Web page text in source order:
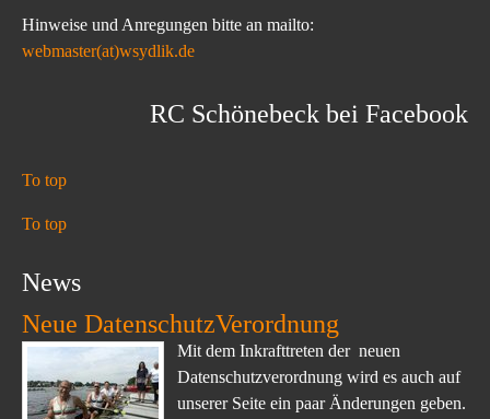
Hinweise und Anregungen bitte an mailto:
webmaster(at)wsydlik.de
RC Schönebeck bei Facebook
To top
To top
News
Neue DatenschutzVerordnung
Mit dem Inkrafttreten der neuen
Datenschutzverordnung wird es auch auf
unserer Seite ein paar Änderungen geben.